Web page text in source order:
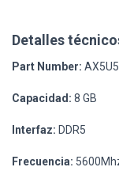
Detalles
Part Number:
Capacidad: 8 GB
Interfaz: DDR5
Frecuencia: